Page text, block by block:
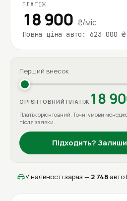
ПЛАТІЖ
18 900 ₴/міс
Повна ціна авто: 623 000 ₴
Перший внесок
ОРІЄНТОВНИЙ ПЛАТІЖ 18
Платіж орієнтовний. Точні умови
після заявки.
Підходить?
У наявності зараз — 2 748 авто